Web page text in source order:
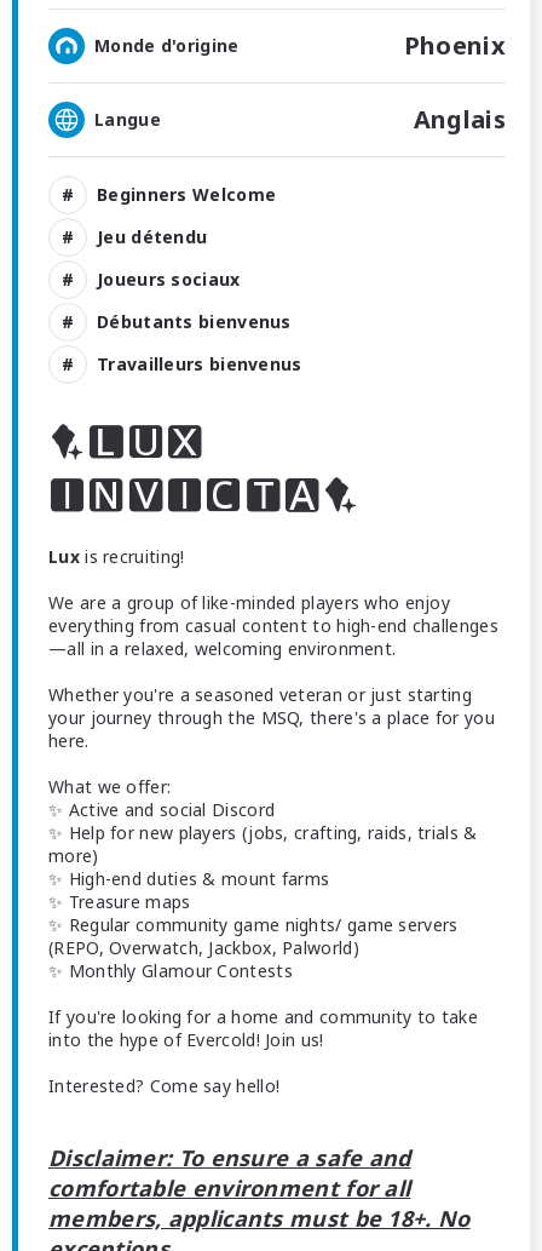
Monde d'origine Phoenix
Langue Anglais
Beginners Welcome
Jeu détendu
Joueurs sociaux
Débutants bienvenus
Travailleurs bienvenus


Luxis recruiting!
We are a group of like-minded players who enjoy
everything from casual content to high-end challenges
—all in a relaxed, welcoming environment.
Whether you're a seasoned veteran or just starting
your journey through the MSQ, there's a place for you
here.
What we offer:
✨ Active and social Discord
✨ Help for new players (jobs, crafting, raids, trials &
more)
✨ High-end duties & mount farms
✨ Treasure maps
✨ Regular community game nights/ game servers
(REPO, Overwatch, Jackbox, Palworld)
✨ Monthly Glamour Contests
If you're looking for a home and community to take
into the hype of Evercold! Join us!
Interested? Come say hello!
Disclaimer: To ensure a safe and
comfortable environment for all
members, applicants must be 18+. No